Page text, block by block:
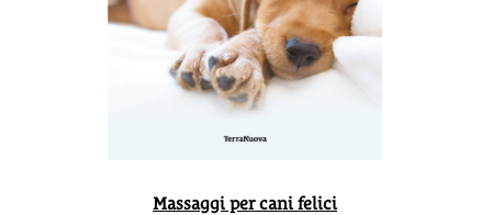
Massaggi per cani felici